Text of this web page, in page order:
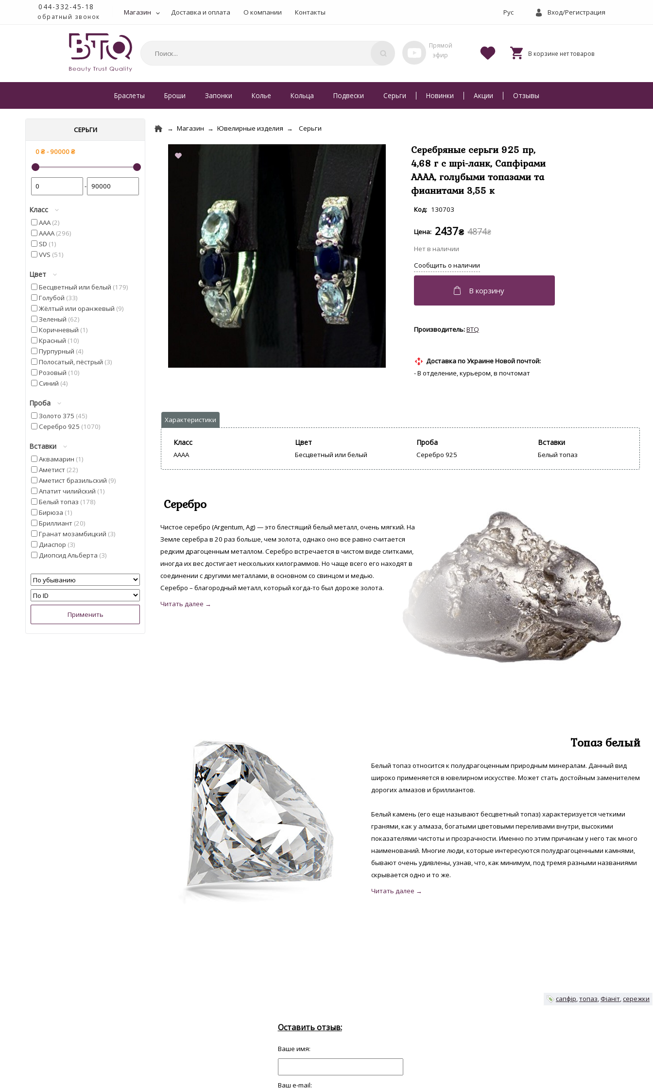
044-332-45-18
обратный звонок Магазин Доставка и оплата О компании Контакты Вход/Регистрация
Браслеты Броши Запонки Колье Кольца Подвески Серьги Новинки Акции Отзывы
СЕРЬГИ
-
Класс
AAA 2
AAAA 296
SD 1
VVS 51
Цвет
Бесцветный или белый 179
Голубой 33
Жёлтый или оранжевый 9
Зеленый 62
Коричневый 1
Красный 10
Пурпурный 4
Полосатый, пёстрый 3
Розовый 10
Синий 4
Черный
Проба
Золото 375 45
Серебро 925 1070
Вставки
Аквамарин 1
Аметист 22
Аметист бразильский 9
Апатит чилийский 1
Белый топаз 178
Бирюза 1
Бриллиант 20
Гранат мозамбицкий 3
Диаспор 3
Диопсид Альберта 3
Кварц 5
Кошачий глаз 5
Лимонный Топаз из США
Малахит намибийский
Магазин Ювелирные изделия Серьги
Серебряные серьги 925 пр,
4,68 г с шрі-ланк, Сапфірами
АААА, голубыми топазами та
фианитами 3,55 к
130703
4874₴
2437₴
BTQ
Доставка по Украине Новой почтой:
- В отделение, курьером, в почтомат
Класс
AAAA
Цвет
Бесцветный или белый
Проба
Серебро 925
Вставки
Белый топаз
Серебро
Чистое серебро (Argentum, Аg) — это блестящий белый металл, очень мягкий. На
Земле серебра в 20 раз больше, чем золота, однако оно все равно считается
редким драгоценным металлом. Серебро встречается в чистом виде слитками,
иногда их вес достигает нескольких килограммов. Но чаще всего его находят в
соединении с другими металлами, в основном со свинцом и медью.
Серебро – благородный металл, который когда-то был дороже золота.
Топаз белый
Белый топаз относится к полудрагоценным природным минералам. Данный вид
широко применяется в ювелирном искусстве. Может стать достойным заменителем
дорогих алмазов и бриллиантов.
Белый камень (его еще называют бесцветный топаз) характеризуется четкими
гранями, как у алмаза, богатыми цветовыми переливами внутри, высокими
показателями чистоты и прозрачности. Именно по этим причинам у него так много
наименований. Многие люди, которые интересуются полудрагоценными камнями,
бывают очень удивлены, узнав, что, как минимум, под тремя разными названиями
скрывается одно и то же.
сапфір топаз Фіаніт сережки